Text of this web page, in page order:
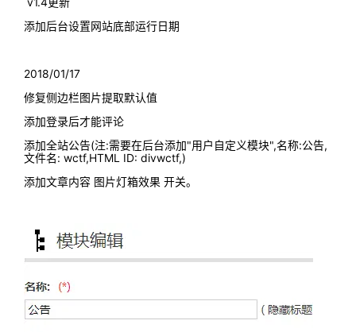
v1.4更新
添加后台设置网站底部运行日期
2018/01/17
修复侧边栏图片提取默认值
添加登录后才能评论
添加全站公告(注:需要在后台添加"用户自定义模块",名称:公告,
文件名: wctf,HTML ID: divwctf,)
添加文章内容 图片灯箱效果 开关。